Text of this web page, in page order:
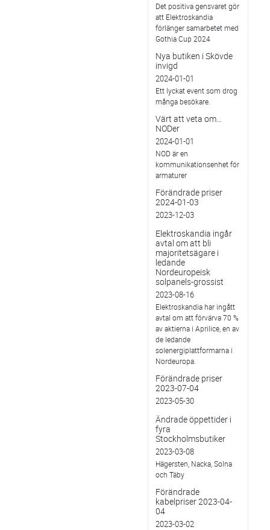
Det positiva gensvaret gör
att Elektroskandia
förlänger samarbetet med
Gothia Cup 2024
Nya butiken i Skövde
invigd
2024-01-01
Ett lyckat event som drog
många besökare.
Värt att veta om...
NODer
2024-01-01
NOD är en
kommunikationsenhet för
armaturer
Förändrade priser
2024-01-03
2023-12-03
Elektroskandia ingår
avtal om att bli
majoritetsägare i
ledande
Nordeuropeisk
solpanels-grossist
2023-08-16
Elektroskandia har ingått
avtal om att förvärva 70 %
av aktierna i Aprilice, en av
de ledande
solenergiplattformarna i
Nordeuropa.
Förändrade priser
2023-07-04
2023-05-30
Ändrade öppettider i
fyra
Stockholmsbutiker
2023-03-08
Hägersten, Nacka, Solna
och Täby
Förändrade
kabelpriser 2023-04-
04
2023-03-02